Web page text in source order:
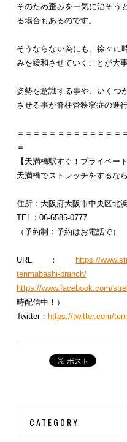
そのため歪みを一気に治そう
る場合もあるのです。
そうならない為にも、徐々に
みを緩和させていくことが大事
姿勢を意識する事や、いくつ
させる事が脊柱管狭窄症の進
＝＝＝＝＝＝＝＝＝＝＝＝＝
＝
【天満橋駅すぐ！プライベー
天満橋でストレッチをするな
住所：大阪府大阪市中央区北
TEL：06-6585-0777
（予約制：予約はお電話で）
URL：
https://
tenmabashi-branch/
https://www.facebook.com/
時配信中！）
Twitter： https://twitter.com/
CATEGORY